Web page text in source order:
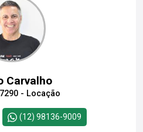
Carvalho
- Locação
(12) 98136-9009